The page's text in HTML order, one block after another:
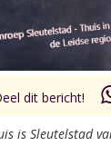
dit bericht!
is Sleutelstad